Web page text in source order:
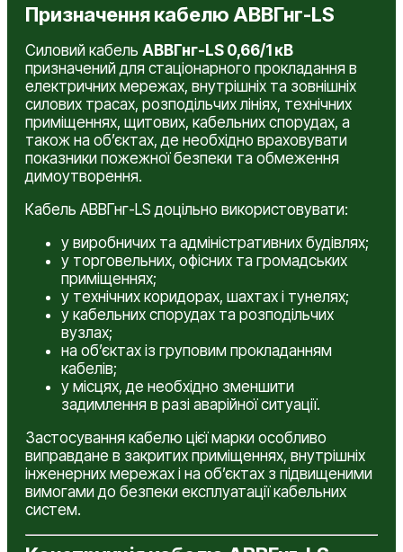
Призначення кабелю АВВГнг-LS
Силовий кабель АВВГнг-LS 0,66/1 кВ
призначений для стаціонарного прокладання в
електричних мережах, внутрішніх та зовнішніх
силових трасах, розподільчих лініях, технічних
приміщеннях, щитових, кабельних спорудах, а
також на об’єктах, де необхідно враховувати
показники пожежної безпеки та обмеження
димоутворення.
Кабель АВВГнг-LS доцільно використовувати:
у виробничих та адміністративних будівлях;
у торговельних, офісних та громадських
приміщеннях;
у технічних коридорах, шахтах і тунелях;
у кабельних спорудах та розподільчих
вузлах;
на об’єктах із груповим прокладанням
кабелів;
у місцях, де необхідно зменшити
задимлення в разі аварійної ситуації.
Застосування кабелю цієї марки особливо
виправдане в закритих приміщеннях, внутрішніх
інженерних мережах і на об’єктах з підвищеними
вимогами до безпеки експлуатації кабельних
систем.